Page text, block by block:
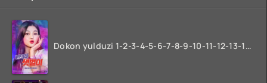
Dokon yulduzi 1-2-3-4-5-6-7-8-9-10-11-12-13-14-15-16-17 Qism Uzbek tilida koreya seryali barcha qismlari o'zbek tilida